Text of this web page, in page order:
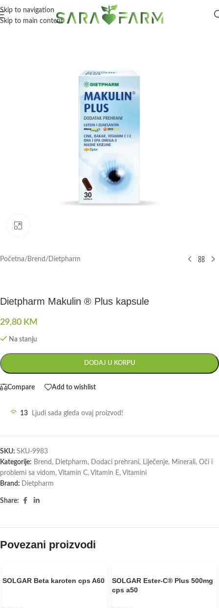
Skip to navigation
Skip to main content
Početna/ Brend / Dietpharm
Dietpharm Makulin ® Plus kapsule
29,80 KM
Na stanju
DODAJ U KORPU
Compare Add to wishlist
13 Ljudi sada gleda ovaj proizvod!
SKU: SKU-9983
Kategorije: Brend , Dietpharm, Dodaci prehrani, Liječenje, Minerali, Oči i
problemi sa vidom, Vitamin C, Vitamin E, Vitamini
Brand: Dietpharm
Share:
Povezani proizvodi
SOLGAR Beta karoten cps A60
SOLGAR Ester-C® Plus 500mg
cps a50